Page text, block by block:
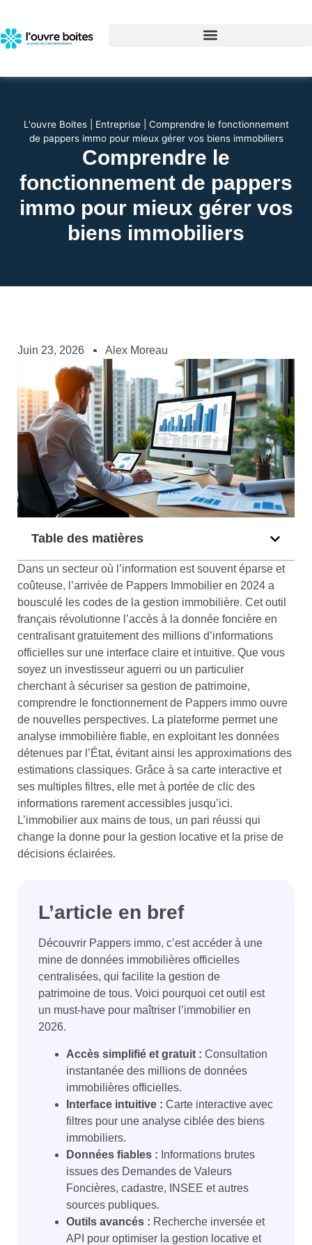
L'ouvre Boites| Entreprise| Comprendre le fonctionnement
de pappers immo pour mieux gérer vos biens immobiliers
Comprendre le
fonctionnement de pappers
immo pour mieux gérer vos
biens immobiliers
Juin 23, 2026 Alex Moreau
Table des matières
Dans un secteur où l’information est souvent éparse et
coûteuse, l’arrivée de Pappers Immobilier en 2024 a
bousculé les codes de la gestion immobilière. Cet outil
français révolutionne l’accès à la donnée foncière en
centralisant gratuitement des millions d’informations
officielles sur une interface claire et intuitive. Que vous
soyez un investisseur aguerri ou un particulier
cherchant à sécuriser sa gestion de patrimoine,
comprendre le fonctionnement de Pappers immo ouvre
de nouvelles perspectives. La plateforme permet une
analyse immobilière fiable, en exploitant les données
détenues par l’État, évitant ainsi les approximations des
estimations classiques. Grâce à sa carte interactive et
ses multiples filtres, elle met à portée de clic des
informations rarement accessibles jusqu’ici.
L’immobilier aux mains de tous, un pari réussi qui
change la donne pour la gestion locative et la prise de
décisions éclairées.
L’article en bref
Découvrir Pappers immo, c’est accéder à une
mine de données immobilières officielles
centralisées, qui facilite la gestion de
patrimoine de tous. Voici pourquoi cet outil est
un must-have pour maîtriser l’immobilier en
2026.
Accès simplifié et gratuit : Consultation
instantanée des millions de données
immobilières officielles.
Interface intuitive : Carte interactive avec
filtres pour une analyse ciblée des biens
immobiliers.
Données fiables : Informations brutes
issues des Demandes de Valeurs
Foncières, cadastre, INSEE et autres
sources publiques.
Outils avancés : Recherche inversée et
API pour optimiser la gestion locative et